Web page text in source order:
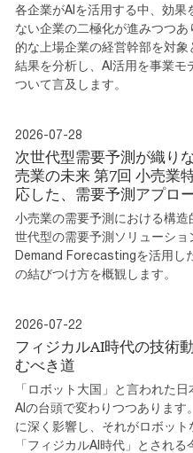
各企業がAIを活用する中、効
ない企業の二極化が進みつつ
的な上場企業の経営幹部を対
結果を分析し、AI活用を事業モ
ついて言及します。
2026-07-28
次世代型需要予測が織り
売業の未来 第7回 小売業
応した、需要予測アプロ
小売業の需要予測における構
世代型の需要予測ソリューシ
Demand Forecastingを活用し
の結びつけ方を概観します。
2026-07-22
フィジカルAI時代の技術
むべき道
「ロボット大国」と言われた
AIの台頭で変わりつつありま
に深く影響し、それがロボッ
「フィジカルAI時代」とされ